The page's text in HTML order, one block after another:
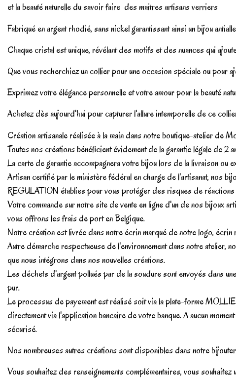
et la beauté naturelle du savoir faire des maitres artisans verriers
Fabriqué en argent rhodié, sans nickel garantissant ainsi un bijou
Chaque cristal est unique, révélant des motifs et des nuances qui
Que vous recherchiez un collier pour une occasion spéciale ou pour
Exprimez votre élégance personnelle et votre amour pour la beauté
Achetez dès aujourd'hui pour capturer l'allure intemporelle de ce
Création artisanale réalisée à la main dans notre boutique-atelier de
Toutes nos créations bénéficient évidement de la garantie légale de 2
La carte de garantie accompagnera votre bijou lors de la livraison ou
Artisan certifié par le ministère fédéral en charge de l'artisanat, nos
REGULATION établies pour vous protéger des risques de réactions
Votre commande sur notre site de vente en ligne d'un de nos bijoux
vous offrons les frais de port en Belgique.
Notre création est livrée dans notre écrin marqué de notre logo,
Autre démarche respectueuse de l'environnement dans notre atelier,
que nous intégrons dans nos nouvelles créations.
Les déchets d'argent pollués par de la soudure sont envoyés dans
pur.
Le processus de payement est réalisé soit via la plate-forme
directement via l'application bancaire de votre banque. A aucun
sécurisé.
Nos nombreuses autres créations sont disponibles dans notre
Vous souhaitez des renseignements complémentaires, vous